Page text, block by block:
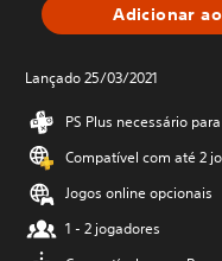
Adicionar
Lançado 25/03/2021
PS Plus necessário
Compatível com até 2
Jogos online opcionais
1 - 2 jogadores